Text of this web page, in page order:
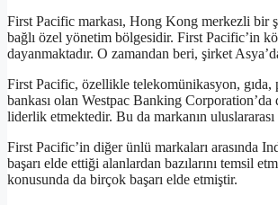
First Pacific markası, Hong Kong merkezli
bağlı özel yönetim bölgesidir. First Pacific’in
dayanmaktadır. O zamandan beri, şirket
First Pacific, özellikle telekomünikasyon,
bankası olan Westpac Banking
liderlik etmektedir. Bu da markanın uluslararası
First Pacific’in diğer ünlü markaları arasında
başarı elde ettiği alanlardan bazılarını temsil
konusunda da birçok başarı elde etmiştir.